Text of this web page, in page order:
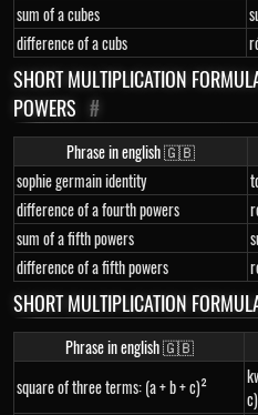
sum of a cubes
difference of a cubs
SHORT MULTIPLICATION
POWERS #
Phrase in english 🇬🇧
sophie germain identity
difference of a fourth powers
sum of a fifth powers
difference of a fifth powers
SHORT MULTIPLICATION
Phrase in english 🇬🇧
square of three terms: (a + b + c)²